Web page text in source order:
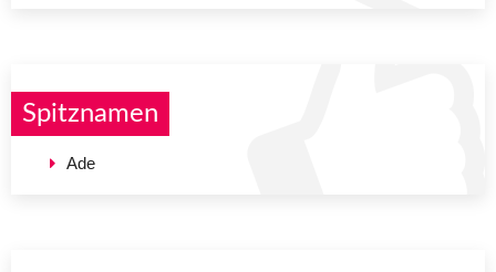
Spitznamen
Ade